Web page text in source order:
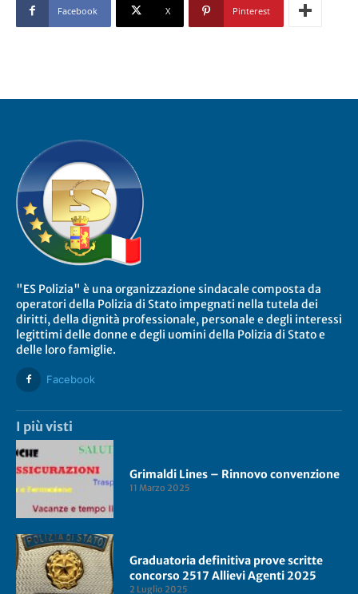
Facebook X Pinterest
"ES Polizia" è una organizzazione sindacale composta da
operatori della Polizia di Stato impegnati nella tutela dei
diritti, della dignità professionale, personale e degli interessi
legittimi delle donne e degli uomini della Polizia di Stato e
delle loro famiglie.
Facebook
I più visti
Grimaldi Lines – Rinnovo convenzione
11 Marzo 2025
Graduatoria definitiva prove scritte
concorso 2517 Allievi Agenti 2025
2 Luglio 2025